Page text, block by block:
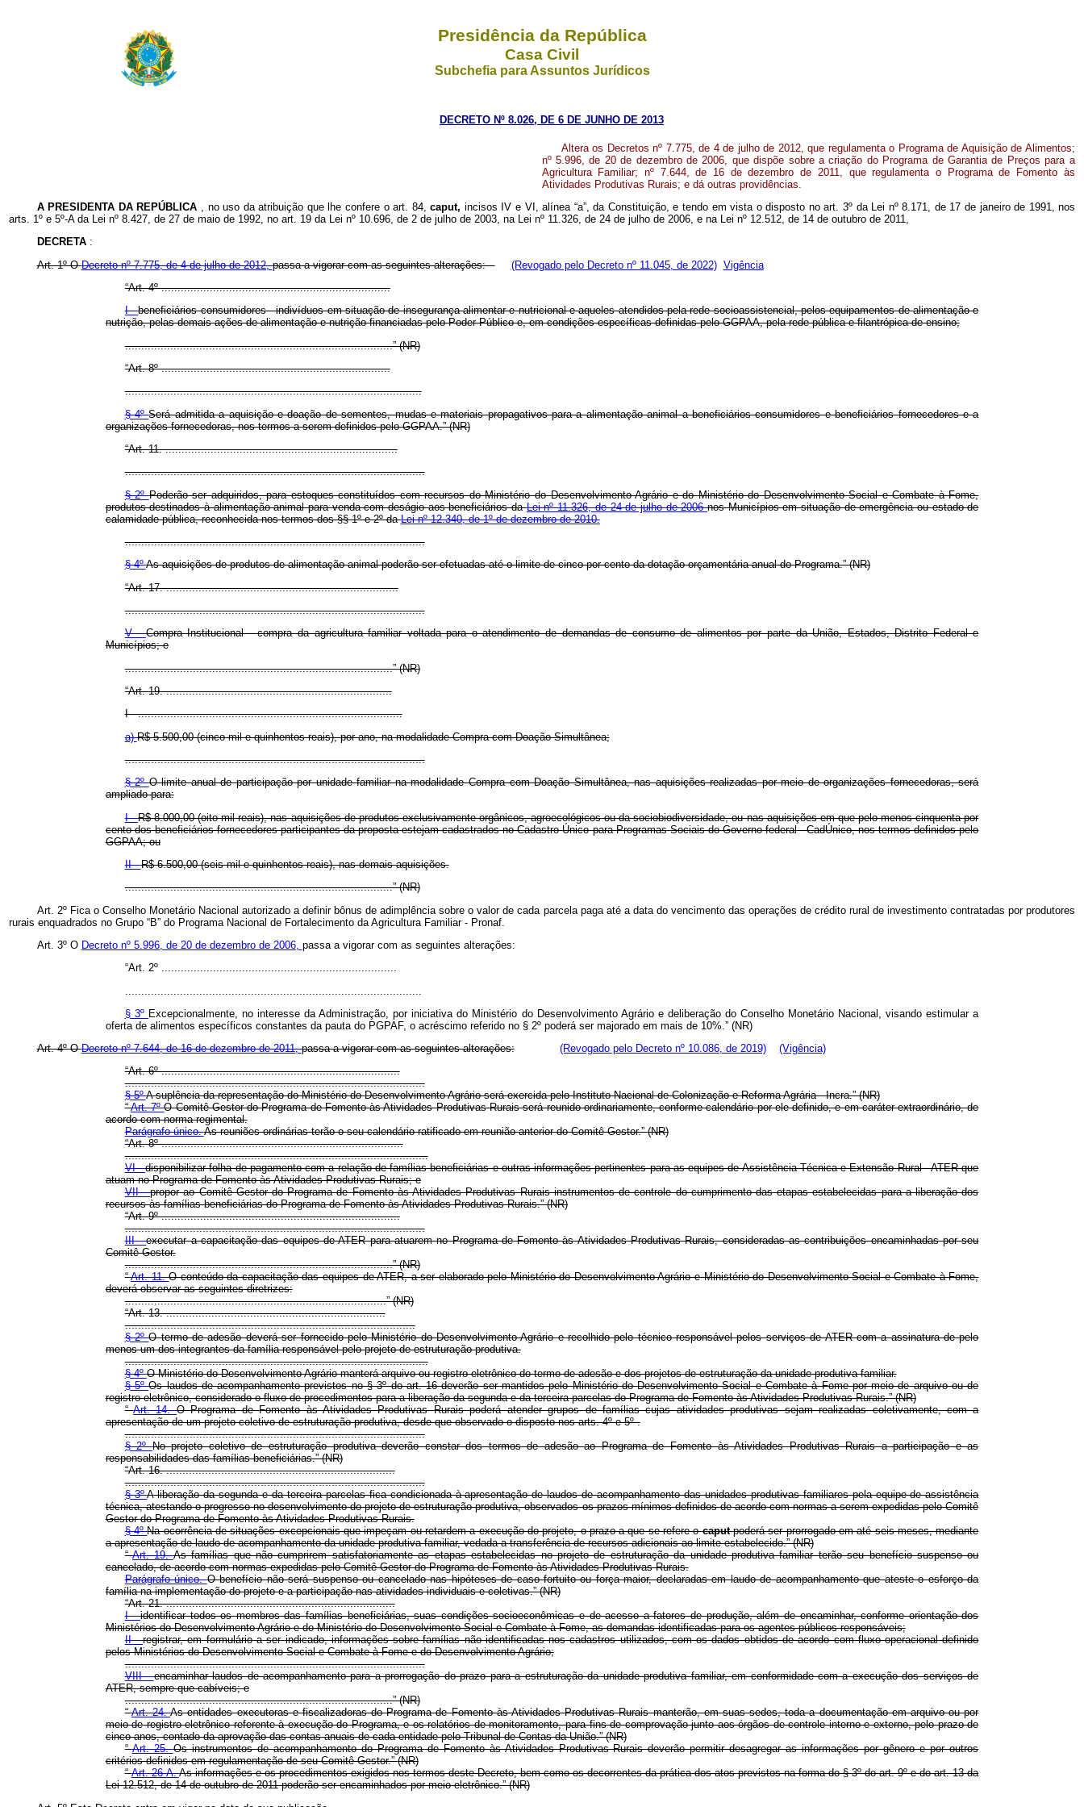
Presidência da República
Casa Civil
Subchefia para Assuntos Jurídicos
DECRETO Nº 8.026, DE 6 DE JUNHO DE 2013
Altera os Decretos nº 7.775, de 4 de julho de 2012, que regulamenta o Programa de Aquisição de Alimentos;
nº 5.996, de 20 de dezembro de 2006, que dispõe sobre a criação do Programa de Garantia de Preços para a
Agricultura Familiar; nº 7.644, de 16 de dezembro de 2011, que regulamenta o Programa de Fomento às
Atividades Produtivas Rurais; e dá outras providências.
A PRESIDENTA DA REPÚBLICA
, no uso da atribuição que lhe confere o art. 84,caput, incisos IV e VI, alínea “a”, da Constituição, e tendo em vista o disposto no art. 3º da Lei nº 8.171, de 17 de janeiro de 1991, nos
arts. 1º e 5º-A da Lei nº 8.427, de 27 de maio de 1992, no art. 19 da Lei nº 10.696, de 2 de julho de 2003, na Lei nº 11.326, de 24 de julho de 2006, e na Lei nº 12.512, de 14 de outubro de 2011,
DECRETA :
Art. 1º ODecreto nº 7.775, de 4 de julho de 2012,passa a vigorar com as seguintes alterações: (Revogado pelo Decreto nº 11.045, de 2022) Vigência
“Art. 4º .......................................................................
I -beneficiários consumidores - indivíduos em situação de insegurança alimentar e nutricional e aqueles atendidos pela rede socioassistencial, pelos equipamentos de alimentação e
nutrição, pelas demais ações de alimentação e nutrição financiadas pelo Poder Público e, em condições específicas definidas pelo GGPAA, pela rede pública e filantrópica de ensino;
...................................................................................” (NR)
“Art. 8º .......................................................................
............................................................................................
§ 4ºSerá admitida a aquisição e doação de sementes, mudas e materiais propagativos para a alimentação animal a beneficiários consumidores e beneficiários fornecedores e a
organizações fornecedoras, nos termos a serem definidos pelo GGPAA.” (NR)
“Art. 11. ........................................................................
.............................................................................................
§ 2ºPoderão ser adquiridos, para estoques constituídos com recursos do Ministério do Desenvolvimento Agrário e do Ministério do Desenvolvimento Social e Combate à Fome,
produtos destinados à alimentação animal para venda com deságio aos beneficiários daLei nº 11.326, de 24 de julho de 2006nos Municípios em situação de emergência ou estado de
calamidade pública, reconhecida nos termos dos §§ 1º e 2º daLei nº 12.340, de 1º de dezembro de 2010.
.............................................................................................
§ 4ºAs aquisições de produtos de alimentação animal poderão ser efetuadas até o limite de cinco por cento da dotação orçamentária anual do Programa.” (NR)
“Art. 17. ........................................................................
.............................................................................................
V -Compra Institucional - compra da agricultura familiar voltada para o atendimento de demandas de consumo de alimentos por parte da União, Estados, Distrito Federal e
Municípios; e
...................................................................................” (NR)
“Art. 19. ......................................................................
I - ..................................................................................
a)R$ 5.500,00 (cinco mil e quinhentos reais), por ano, na modalidade Compra com Doação Simultânea;
.............................................................................................
§ 2ºO limite anual de participação por unidade familiar na modalidade Compra com Doação Simultânea, nas aquisições realizadas por meio de organizações fornecedoras, será
ampliado para:
I -R$ 8.000,00 (oito mil reais), nas aquisições de produtos exclusivamente orgânicos, agroecológicos ou da sociobiodiversidade, ou nas aquisições em que pelo menos cinquenta por
cento dos beneficiários fornecedores participantes da proposta estejam cadastrados no Cadastro Único para Programas Sociais do Governo federal - CadÚnico, nos termos definidos pelo
GGPAA; ou
II -R$ 6.500,00 (seis mil e quinhentos reais), nas demais aquisições.
...................................................................................” (NR)
Art. 2º Fica o Conselho Monetário Nacional autorizado a definir bônus de adimplência sobre o valor de cada parcela paga até a data do vencimento das operações de crédito rural de investimento contratadas por produtores
rurais enquadrados no Grupo “B” do Programa Nacional de Fortalecimento da Agricultura Familiar - Pronaf.
Art. 3º O Decreto nº 5.996, de 20 de dezembro de 2006, passa a vigorar com as seguintes alterações:
“Art. 2º .........................................................................
§ 3º Excepcionalmente, no interesse da Administração, por iniciativa do Ministério do Desenvolvimento Agrário e deliberação do Conselho Monetário Nacional, visando estimular a
oferta de alimentos específicos constantes da pauta do PGPAF, o acréscimo referido no § 2º poderá ser majorado em mais de 10%.” (NR)
Art. 4º ODecreto nº 7.644, de 16 de dezembro de 2011,passa a vigorar com as seguintes alterações: (Revogado pelo Decreto nº 10.086, de 2019)
(Vigência)
“Art. 6º ..........................................................................
.............................................................................................
§ 5ºA suplência da representação do Ministério do Desenvolvimento Agrário será exercida pelo Instituto Nacional de Colonização e Reforma Agrária - Incra.” (NR)
“Art. 7ºO Comitê Gestor do Programa de Fomento às Atividades Produtivas Rurais será reunido ordinariamente, conforme calendário por ele definido, e em caráter extraordinário, de
acordo com norma regimental.
Parágrafo único.As reuniões ordinárias terão o seu calendário ratificado em reunião anterior do Comitê Gestor.” (NR)
“Art. 8º ...........................................................................
..............................................................................................
VI -disponibilizar folha de pagamento com a relação de famílias beneficiárias e outras informações pertinentes para as equipes de Assistência Técnica e Extensão Rural - ATER que
atuam no Programa de Fomento às Atividades Produtivas Rurais; e
VII -propor ao Comitê Gestor do Programa de Fomento às Atividades Produtivas Rurais instrumentos de controle do cumprimento das etapas estabelecidas para a liberação dos
recursos às famílias beneficiárias do Programa de Fomento às Atividades Produtivas Rurais.” (NR)
“Art. 9º ..........................................................................
.............................................................................................
III -executar a capacitação das equipes de ATER para atuarem no Programa de Fomento às Atividades Produtivas Rurais, consideradas as contribuições encaminhadas por seu
Comitê Gestor.
...................................................................................” (NR)
“Art. 11.O conteúdo da capacitação das equipes de ATER, a ser elaborado pelo Ministério do Desenvolvimento Agrário e Ministério do Desenvolvimento Social e Combate à Fome,
deverá observar as seguintes diretrizes:
.................................................................................” (NR)
“Art. 13. ....................................................................
..........................................................................................
§ 2ºO termo de adesão deverá ser fornecido pelo Ministério do Desenvolvimento Agrário e recolhido pelo técnico responsável pelos serviços de ATER com a assinatura de pelo
menos um dos integrantes da família responsável pelo projeto de estruturação produtiva.
..............................................................................................
§ 4ºO Ministério do Desenvolvimento Agrário manterá arquivo ou registro eletrônico do termo de adesão e dos projetos de estruturação da unidade produtiva familiar.
§ 5ºOs laudos de acompanhamento previstos no § 3º do art. 16 deverão ser mantidos pelo Ministério do Desenvolvimento Social e Combate à Fome por meio de arquivo ou de
registro eletrônico, considerado o fluxo de procedimentos para a liberação da segunda e da terceira parcelas do Programa de Fomento às Atividades Produtivas Rurais.” (NR)
“Art. 14.O Programa de Fomento às Atividades Produtivas Rurais poderá atender grupos de famílias cujas atividades produtivas sejam realizadas coletivamente, com a
apresentação de um projeto coletivo de estruturação produtiva, desde que observado o disposto nos arts. 4º e 5º .
.............................................................................................
§ 2ºNo projeto coletivo de estruturação produtiva deverão constar dos termos de adesão ao Programa de Fomento às Atividades Produtivas Rurais a participação e as
responsabilidades das famílias beneficiárias.” (NR)
“Art. 16. .......................................................................
.............................................................................................
§ 3ºA liberação da segunda e da terceira parcelas fica condicionada à apresentação de laudos de acompanhamento das unidades produtivas familiares pela equipe de assistência
técnica, atestando o progresso no desenvolvimento do projeto de estruturação produtiva, observados os prazos mínimos definidos de acordo com normas a serem expedidas pelo Comitê
Gestor do Programa de Fomento às Atividades Produtivas Rurais.
§ 4ºNa ocorrência de situações excepcionais que impeçam ou retardem a execução do projeto, o prazo a que se refere ocaputpoderá ser prorrogado em até seis meses, mediante
a apresentação de laudo de acompanhamento da unidade produtiva familiar, vedada a transferência de recursos adicionais ao limite estabelecido.” (NR)
“Art. 19.As famílias que não cumprirem satisfatoriamente as etapas estabelecidas no projeto de estruturação da unidade produtiva familiar terão seu benefício suspenso ou
cancelado, de acordo com normas expedidas pelo Comitê Gestor do Programa de Fomento às Atividades Produtivas Rurais.
Parágrafo único.O benefício não será suspenso ou cancelado nas hipóteses de caso fortuito ou força maior, declaradas em laudo de acompanhamento que ateste o esforço da
família na implementação do projeto e a participação nas atividades individuais e coletivas.” (NR)
“Art. 21. .......................................................................
I -identificar todos os membros das famílias beneficiárias, suas condições socioeconômicas e de acesso a fatores de produção, além de encaminhar, conforme orientação dos
Ministérios do Desenvolvimento Agrário e do Ministério do Desenvolvimento Social e Combate à Fome, as demandas identificadas para os agentes públicos responsáveis;
II -registrar, em formulário a ser indicado, informações sobre famílias não identificadas nos cadastros utilizados, com os dados obtidos de acordo com fluxo operacional definido
pelos Ministérios do Desenvolvimento Social e Combate à Fome e do Desenvolvimento Agrário;
.............................................................................................
VIII -encaminhar laudos de acompanhamento para a prorrogação do prazo para a estruturação da unidade produtiva familiar, em conformidade com a execução dos serviços de
ATER, sempre que cabíveis; e
...................................................................................” (NR)
“Art. 24.As entidades executoras e fiscalizadoras do Programa de Fomento às Atividades Produtivas Rurais manterão, em suas sedes, toda a documentação em arquivo ou por
meio de registro eletrônico referente à execução do Programa, e os relatórios de monitoramento, para fins de comprovação junto aos órgãos de controle interno e externo, pelo prazo de
cinco anos, contado da aprovação das contas anuais de cada entidade pelo Tribunal de Contas da União.” (NR)
“Art. 25.Os instrumentos de acompanhamento do Programa de Fomento às Atividades Produtivas Rurais deverão permitir desagregar as informações por gênero e por outros
critérios definidos em regulamentação de seu Comitê Gestor.”(NR)
“Art. 26-A.As informações e os procedimentos exigidos nos termos deste Decreto, bem como os decorrentes da prática dos atos previstos na forma do § 3º do art. 9º e do art. 13 da
Lei 12.512, de 14 de outubro de 2011 poderão ser encaminhados por meio eletrônico.” (NR)